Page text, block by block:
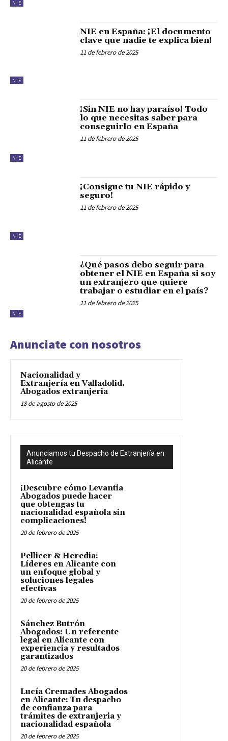
NIE
NIE
NIE en España: ¡El documento
clave que nadie te explica bien!
11 de febrero de 2025
NIE
¡Sin NIE no hay paraíso! Todo
lo que necesitas saber para
conseguirlo en España
11 de febrero de 2025
NIE
¡Consigue tu NIE rápido y
seguro!
11 de febrero de 2025
NIE
¿Qué pasos debo seguir para
obtener el NIE en España si soy
un extranjero que quiere
trabajar o estudiar en el país?
11 de febrero de 2025
Anunciate con nosotros
Nacionalidad y
Extranjería en Valladolid.
Abogados extranjeria
18 de agosto de 2025
Anunciamos tu Despacho de Extranjería en
Alicante
¡Descubre cómo Levantia
Abogados puede hacer
que obtengas tu
nacionalidad española sin
complicaciones!
20 de febrero de 2025
Pellicer & Heredia:
Líderes en Alicante con
un enfoque global y
soluciones legales
efectivas
20 de febrero de 2025
Sánchez Butrón
Abogados: Un referente
legal en Alicante con
experiencia y resultados
garantizados
20 de febrero de 2025
Lucía Cremades Abogados
en Alicante: Tu despacho
de confianza para
trámites de extranjeria y
nacionalidad española
20 de febrero de 2025